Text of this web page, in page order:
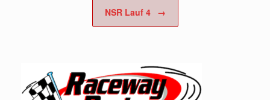
NSR Lauf 4 →